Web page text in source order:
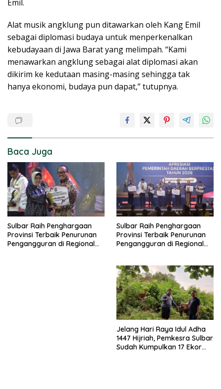
Emil.
Alat musik angklung pun ditawarkan oleh Kang Emil
sebagai diplomasi budaya untuk menperkenalkan
kebudayaan di Jawa Barat yang melimpah. “Kami
menawarkan angklung sebagai alat diplomasi akan
dikirim ke kedutaan masing-masing sehingga tak
hanya ekonomi, budaya pun dapat,” tutupnya.
Baca Juga
Sulbar Raih Penghargaan
Provinsi Terbaik Penurunan
Pengangguran di Regional
Sulbar Raih Penghargaan
Provinsi Terbaik Penurunan
Pengangguran di Regional
Jelang Hari Raya Idul Adha
1447 Hijriah, Pemkesra Sulbar
Sudah Kumpulkan 17 Ekor